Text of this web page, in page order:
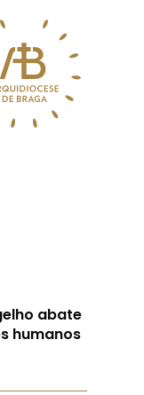
abate
humanos